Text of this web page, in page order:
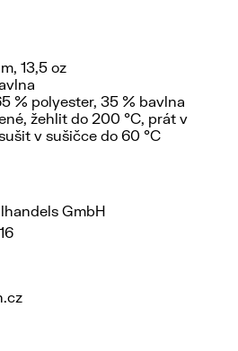
13,5 oz
% polyester, 35 % bavlna
žehlit do 200 °C, prát v
v sušičce do 60 °C
GmbH